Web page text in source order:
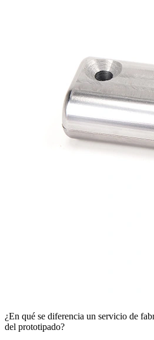
¿En qué se diferencia un servicio de
del prototipado?